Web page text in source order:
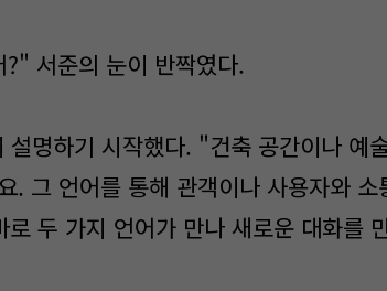
서준의 눈이 반짝였다.
명하기 시작했다. "건축 공간이나 예
. 그 언어를 통해 관객이나 사용자와
로 두 가지 언어가 만나 새로운 대화를